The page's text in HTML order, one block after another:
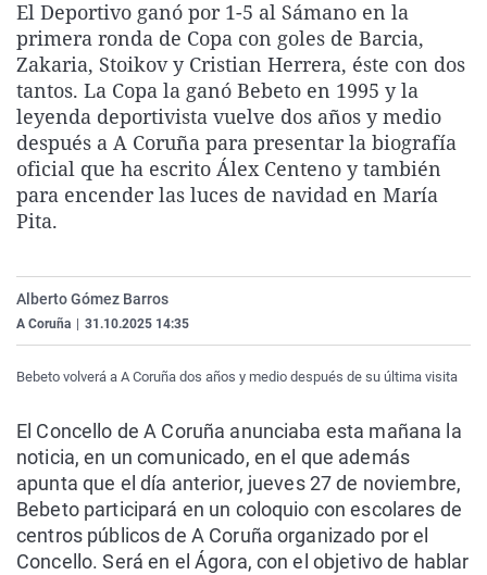
La rosa de los vientos
Gente viajera
Como el perro y el
Caso
Retornados
Equipo de
Operación Viuda
Extremadura
Galicia
La Rioja
Navarra
País Vasco
Virales
Televisión
Elecciones
El Deportivo ganó por 1-5 al Sámano en la
primera ronda de Copa con goles de Barcia,
Zakaria, Stoikov y Cristian Herrera, éste con dos
tantos. La Copa la ganó Bebeto en 1995 y la
leyenda deportivista vuelve dos años y medio
después a A Coruña para presentar la biografía
oficial que ha escrito Álex Centeno y también
para encender las luces de navidad en María
Pita.
Alberto Gómez Barros
A Coruña 31.10.2025 14:35
Bebeto volverá a A Coruña dos años y medio después de su última visita
El Concello de A Coruña anunciaba esta mañana la
noticia, en un comunicado, en el que además
apunta que el día anterior, jueves 27 de noviembre,
Bebeto participará en un coloquio con escolares de
centros públicos de A Coruña organizado por el
Concello. Será en el Ágora, con el objetivo de hablar